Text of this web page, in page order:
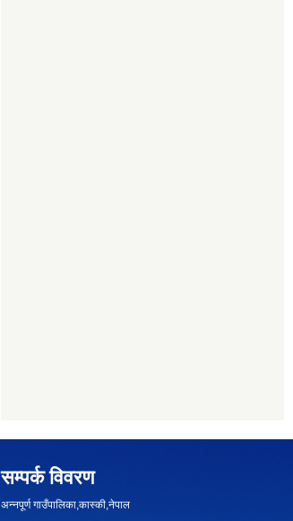
सम्पर्क विवरण
अन्नपूर्ण गाउँपालिका,कास्की,नेपाल